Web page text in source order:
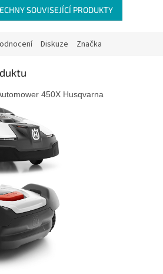
SOUVISEJÍCÍ PRODUKTY
Diskuze Značka
450X Husqvarna